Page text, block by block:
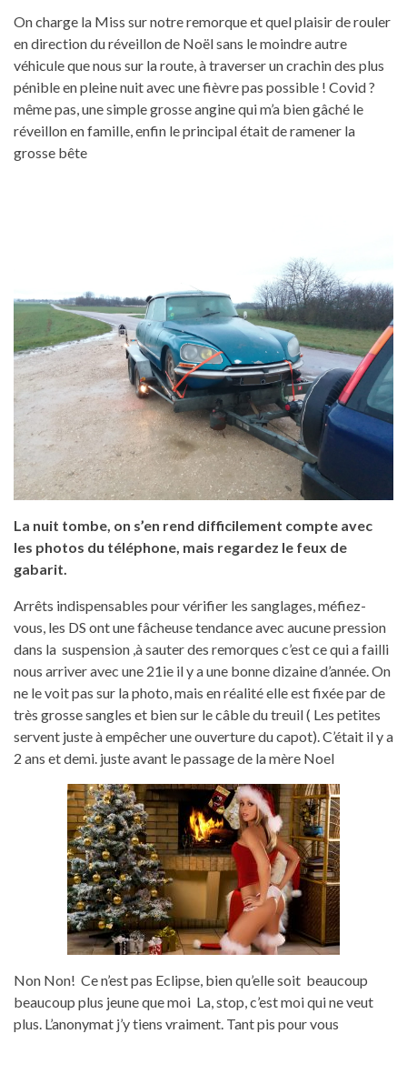
On charge la Miss sur notre remorque et quel plaisir de rouler
en direction du réveillon de Noël sans le moindre autre
véhicule que nous sur la route, à traverser un crachin des plus
pénible en pleine nuit avec une fièvre pas possible ! Covid ?
même pas, une simple grosse angine qui m’a bien gâché le
réveillon en famille, enfin le principal était de ramener la
grosse bête
La nuit tombe, on s’en rend difficilement compte avec
les photos du téléphone, mais regardez le feux de
gabarit.
Arrêts indispensables pour vérifier les sanglages, méfiez-
vous, les DS ont une fâcheuse tendance avec aucune pression
dans la suspension ,à sauter des remorques c’est ce qui a failli
nous arriver avec une 21ie il y a une bonne dizaine d’année. On
ne le voit pas sur la photo, mais en réalité elle est fixée par de
très grosse sangles et bien sur le câble du treuil ( Les petites
servent juste à empêcher une ouverture du capot). C’était il y a
2 ans et demi. juste avant le passage de la mère Noel
Non Non! Ce n’est pas Eclipse, bien qu’elle soit beaucoup
beaucoup plus jeune que moi La, stop, c’est moi qui ne veut
plus. L’anonymat j’y tiens vraiment. Tant pis pour vous